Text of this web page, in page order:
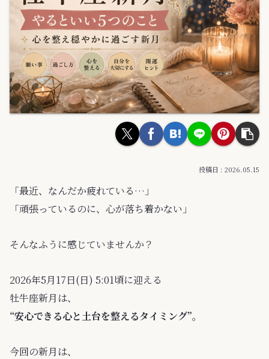
2026.05.15
「最近、なんだか疲れている…」
「頑張っているのに、心が落ち着かない」
そんなふうに感じていませんか？
2026年5月17日(日) 5:01頃に迎える
牡牛座新月は、
“安心できる心と土台を整えるタイミング”。
今回の新月は、